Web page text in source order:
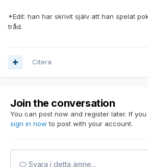
*Edit: han har skrivit själv att han spelat
tråd.
Citera
Join the conversation
You can post now and register later. If
sign in now to post with your account.
Svara i detta ämne...